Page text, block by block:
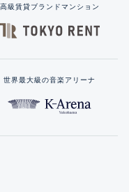
高級賃貸ブランドマンション
世界最大級の音楽アリーナ